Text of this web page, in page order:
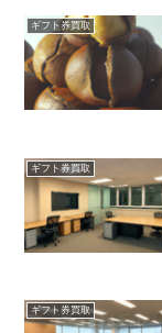
ギフト券買取
ギフト券買取
ギフト券買取